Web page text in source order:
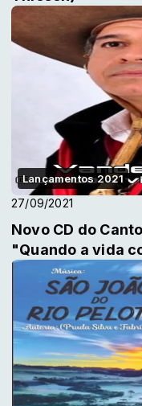
Lançamentos 2021
27/09/2021
Novo CD do
"Quando a vida